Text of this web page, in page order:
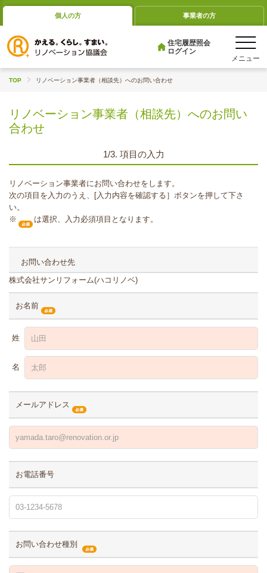
個人の方 事業者の方
住宅履歴照会
ログイン
TOP リノベーション事業者（相談先）へのお問い合わせ
リノベーション事業者（相談先）へのお問い
合わせ
1/3. 項目の入力
リノベーション事業者にお問い合わせをします。
次の項目を入力のうえ、[入力内容を確認する］ボタンを押して下さ
い。
※
は選択、入力必須項目となります。
お問い合わせ先
株式会社サンリフォーム(ハコリノベ)
お名前
姓
名
メールアドレス
お電話番号
お問い合わせ種別